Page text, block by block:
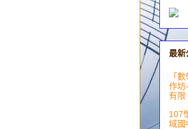
最新
「
作坊
有限
107
域國